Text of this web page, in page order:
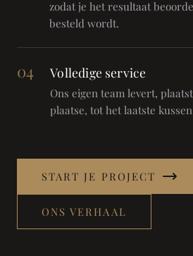
zodat je het resultaat
besteld wordt.
04 Volledige service
Ons eigen team levert,
plaatse, tot het laatste
START JE PROJECT
ONS VERHAAL